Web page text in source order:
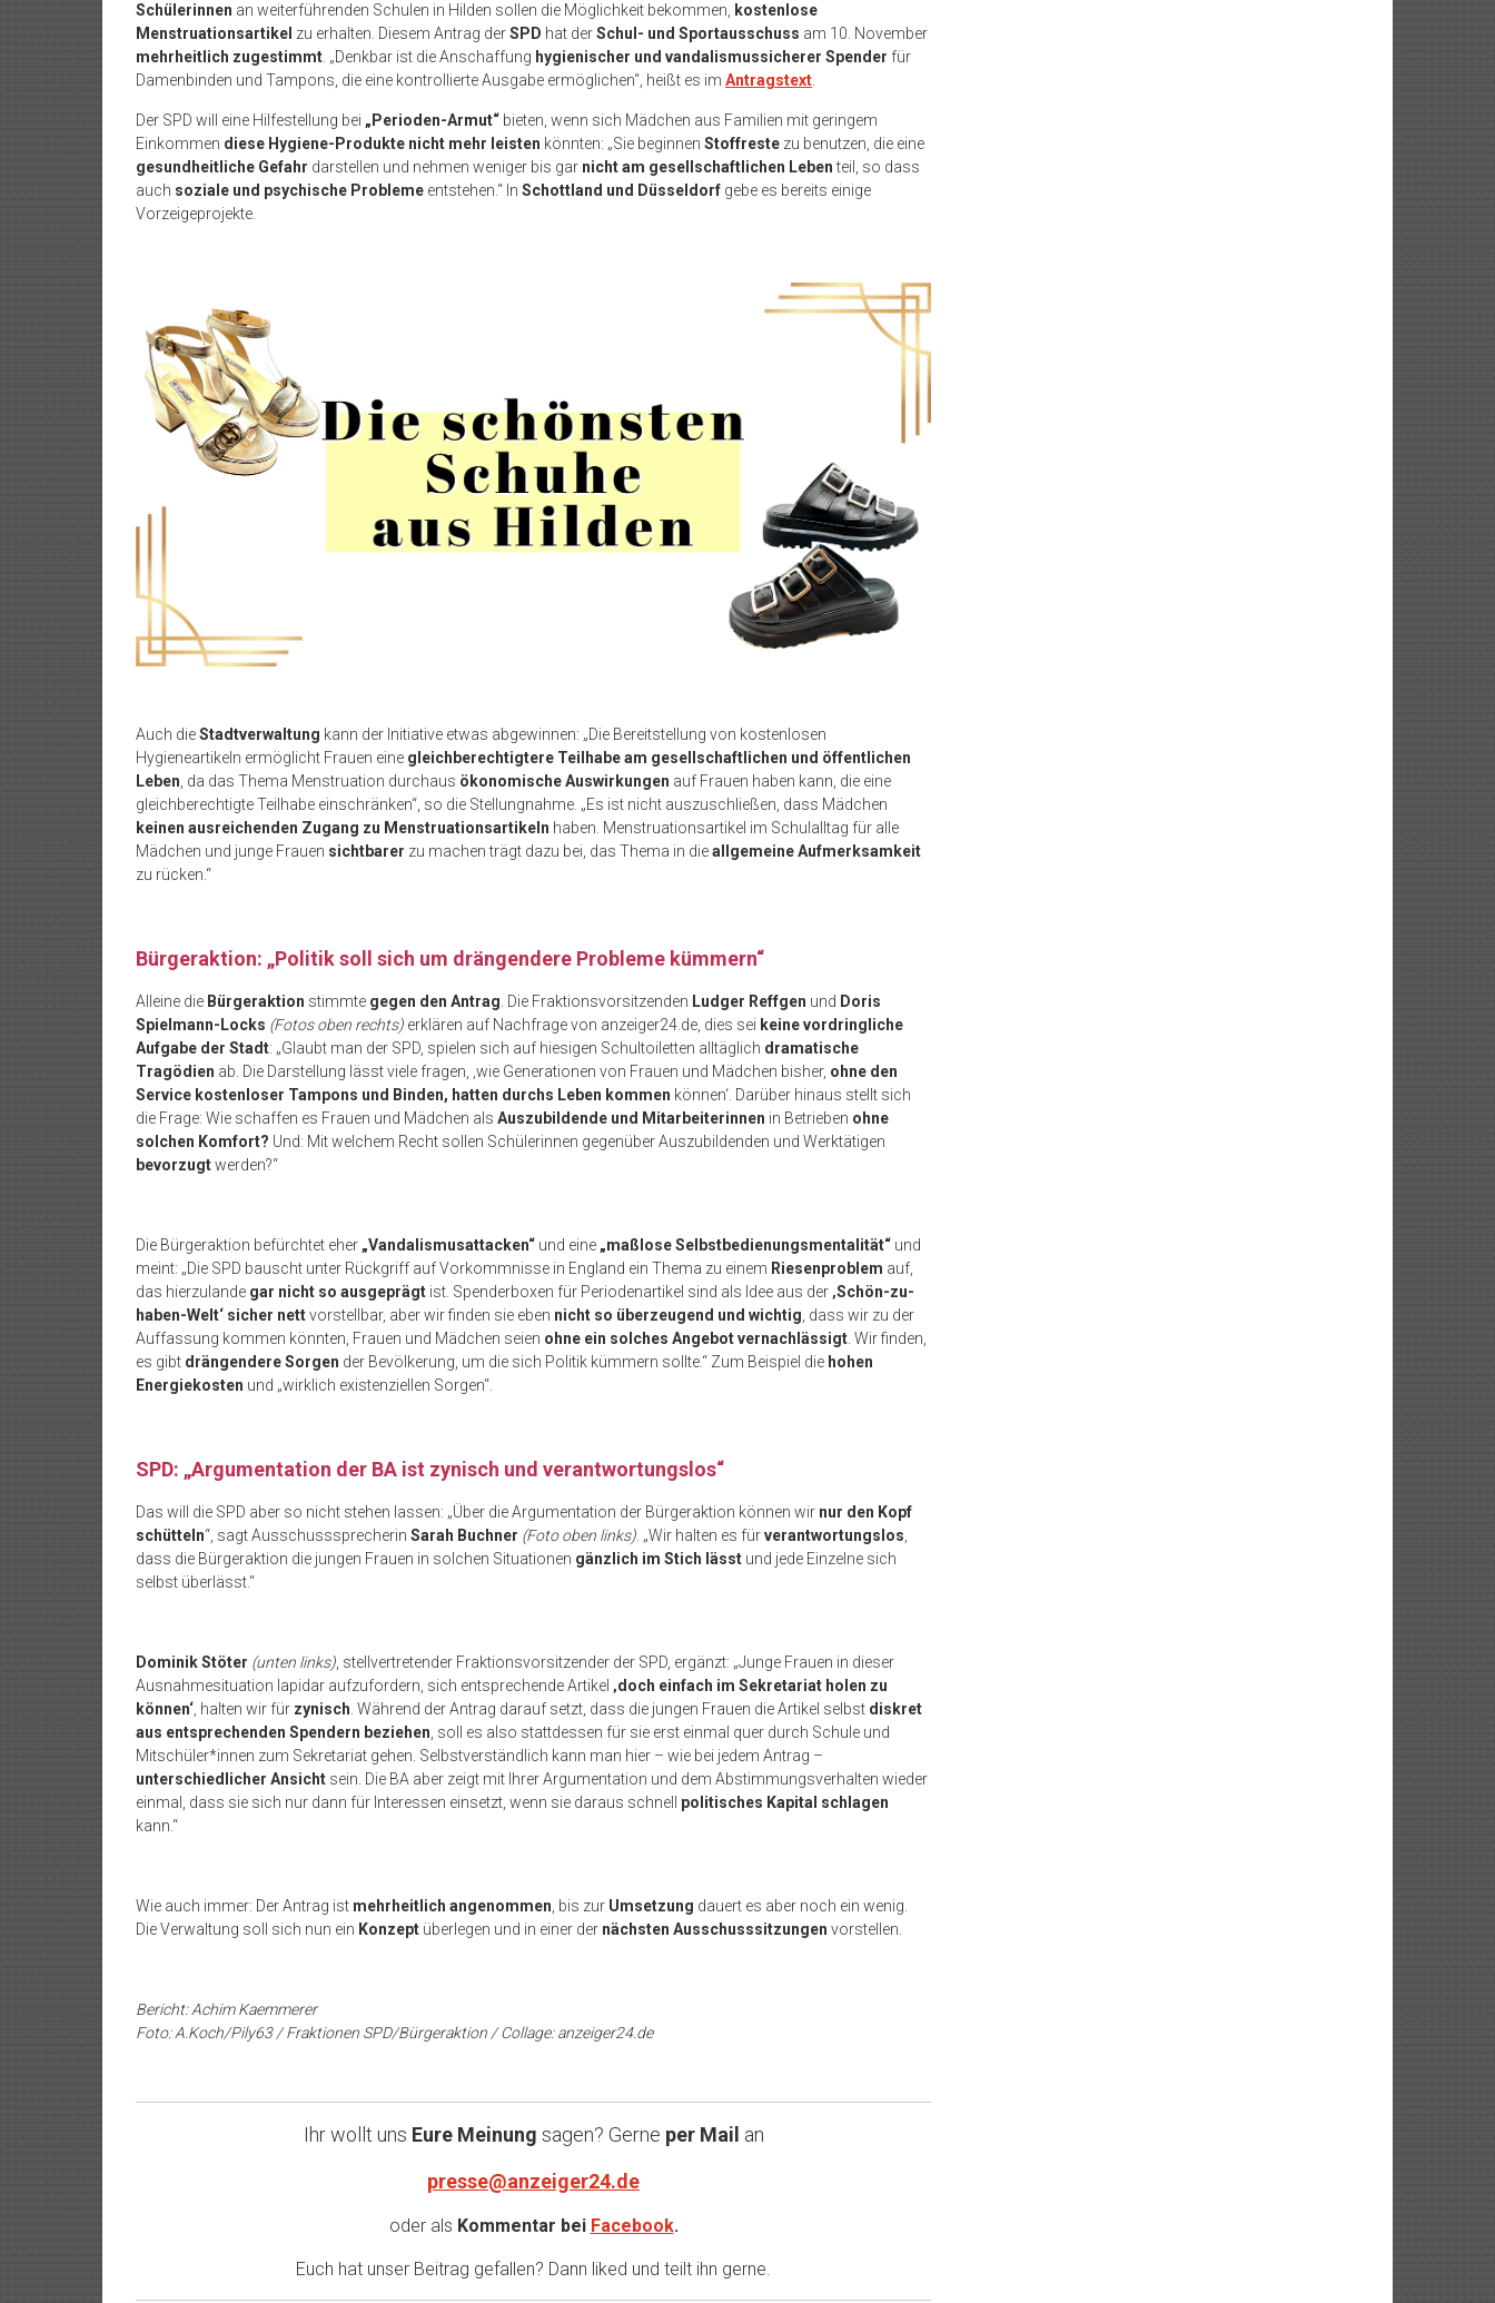
Schülerinnen an weiterführenden Schulen in Hilden sollen die Möglichkeit bekommen,
kostenlose
Menstruationsartikel zu erhalten. Diesem Antrag derSPD hat derSchul- und Sportausschuss am 10. November
mehrheitlich zugestimmt . „Denkbar ist die Anschaffung hygienischer und vandalismussicherer Spender für
Damenbinden und Tampons, die eine kontrollierte Ausgabe ermöglichen“, heißt es im Antragstext
Der SPD will eine Hilfestellung bei „Perioden-Armut“ bieten, wenn sich Mädchen aus Familien mit geringem
Einkommen diese Hygiene-Produkte nicht mehr leisten könnten: „Sie beginnen Stoffreste zu benutzen, die eine
gesundheitliche Gefahr darstellen und nehmen weniger bis gar nicht am gesellschaftlichen Lebenteil, so dass
auch soziale und psychische Probleme entstehen.“ In Schottland und Düsseldorf gebe es bereits einige
Vorzeigeprojekte.
Auch dieStadtverwaltung kann der Initiative etwas abgewinnen: „Die Bereitstellung von kostenlosen
Hygieneartikeln ermöglicht Frauen eine gleichberechtigtere Teilhabe am gesellschaftlichen und öffentlichen
Leben, da das Thema Menstruation durchaus ökonomische Auswirkungen auf Frauen haben kann, die eine
gleichberechtigte Teilhabe einschränken“, so die Stellungnahme. „Es ist nicht auszuschließen, dass Mädchen
keinen ausreichenden Zugang zu Menstruationsartikeln haben. Menstruationsartikel im Schulalltag für alle
Mädchen und junge Frauen sichtbarer zu machen trägt dazu bei, das Thema in dieallgemeine Aufmerksamkeit
zu rücken.“
Bürgeraktion: „Politik soll sich um drängendere Probleme kümmern“
Alleine die Bürgeraktion stimmte gegen den Antrag. Die Fraktionsvorsitzenden Ludger Reffgen und Doris
Spielmann-Locks (Fotos oben rechts) erklären auf Nachfrage von anzeiger24.de, dies sei keine vordringliche
Aufgabe der Stadt: „Glaubt man der SPD, spielen sich auf hiesigen Schultoiletten alltäglich dramatische
Tragödien ab. Die Darstellung lässt viele fragen, ‚wie Generationen von Frauen und Mädchen bisher, ohne den
Service kostenloser Tampons und Binden, hatten durchs Leben kommen können‘. Darüber hinaus stellt sich
die Frage: Wie schaffen es Frauen und Mädchen als Auszubildende und Mitarbeiterinnen in Betrieben ohne
solchen Komfort? Und: Mit welchem Recht sollen Schülerinnen gegenüber Auszubildenden und Werktätigen
bevorzugtwerden?“
Die Bürgeraktion befürchtet eher „Vandalismusattacken“ und eine „maßlose Selbstbedienungsmentalität“ und
meint: „Die SPD bauscht unter Rückgriff auf Vorkommnisse in England ein Thema zu einem Riesenproblem auf,
das hierzulande gar nicht so ausgeprägt ist. Spenderboxen für Periodenartikel sind als Idee aus der ‚Schön-zu-
haben-Welt‘ sicher nettvorstellbar, aber wir finden sie eben nicht so überzeugend und wichtig, dass wir zu der
Auffassung kommen könnten, Frauen und Mädchen seien ohne ein solches Angebot vernachlässigt. Wir finden,
es gibt drängendere Sorgen der Bevölkerung, um die sich Politik kümmern sollte.“ Zum Beispiel die hohen
Energiekosten und „wirklich existenziellen Sorgen“.
SPD: „Argumentation der BA ist zynisch und verantwortungslos“
Das will die SPD aber so nicht stehen lassen: „Über die Argumentation der Bürgeraktion können wir nur den Kopf
schütteln“, sagt Ausschusssprecherin Sarah Buchner (Foto oben links). „Wir halten es fürverantwortungslos,
dass die Bürgeraktion die jungen Frauen in solchen Situationen gänzlich im Stich lässt und jede Einzelne sich
selbst überlässt.“
Dominik Stöter (unten links), stellvertretender Fraktionsvorsitzender der SPD, ergänzt: „Junge Frauen in dieser
Ausnahmesituation lapidar aufzufordern, sich entsprechende Artikel ‚doch einfach im Sekretariat holen zu
können‘, halten wir für zynisch. Während der Antrag darauf setzt, dass die jungen Frauen die Artikel selbst diskret
aus entsprechenden Spendern beziehen, soll es also stattdessen für sie erst einmal quer durch Schule und
Mitschüler*innen zum Sekretariat gehen. Selbstverständlich kann man hier – wie bei jedem Antrag –
unterschiedlicher Ansicht sein. Die BA aber zeigt mit Ihrer Argumentation und dem Abstimmungsverhalten wieder
einmal, dass sie sich nur dann für Interessen einsetzt, wenn sie daraus schnell politisches Kapital schlagen
kann.“
Wie auch immer: Der Antrag ist mehrheitlich angenommen, bis zur Umsetzung dauert es aber noch ein wenig.
Die Verwaltung soll sich nun ein Konzept überlegen und in einer der nächsten Ausschusssitzungen vorstellen.
Bericht: Achim Kaemmerer
Foto: A.Koch/Pily63 / Fraktionen SPD/Bürgeraktion / Collage: anzeiger24.de
Ihr wollt uns Eure Meinung sagen? Gerne per Mail an
presse@anzeiger24.de
oder als Kommentar bei Facebook.
Euch hat unser Beitrag gefallen? Dann liked und teilt ihn gerne.